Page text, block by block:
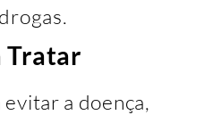
Tratar
a doença,